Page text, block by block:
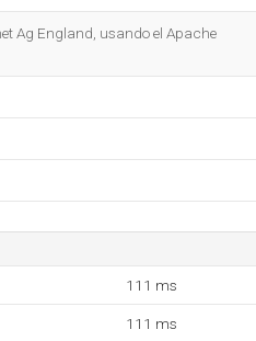
Ag England, usando el Apache
111 ms
111 ms